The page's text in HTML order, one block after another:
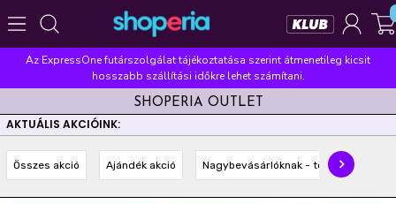
Népszerű kategóriák
Szépségápolás Élelmiszer Mosás
Takarítás Baba-mama
Népszerű márkák
Pampers Lenor Finish Violeta Coccolino
Az ExpressOne futárszolgálat tájékoztatása szerint átmenetileg kicsit
hosszabb szállítási időkre lehet számítani.
SHOPERIA OUTLET
AKTUÁLIS AKCIÓINK:
Összes akció Ajándék akció Nagybevásárlóknak - többet